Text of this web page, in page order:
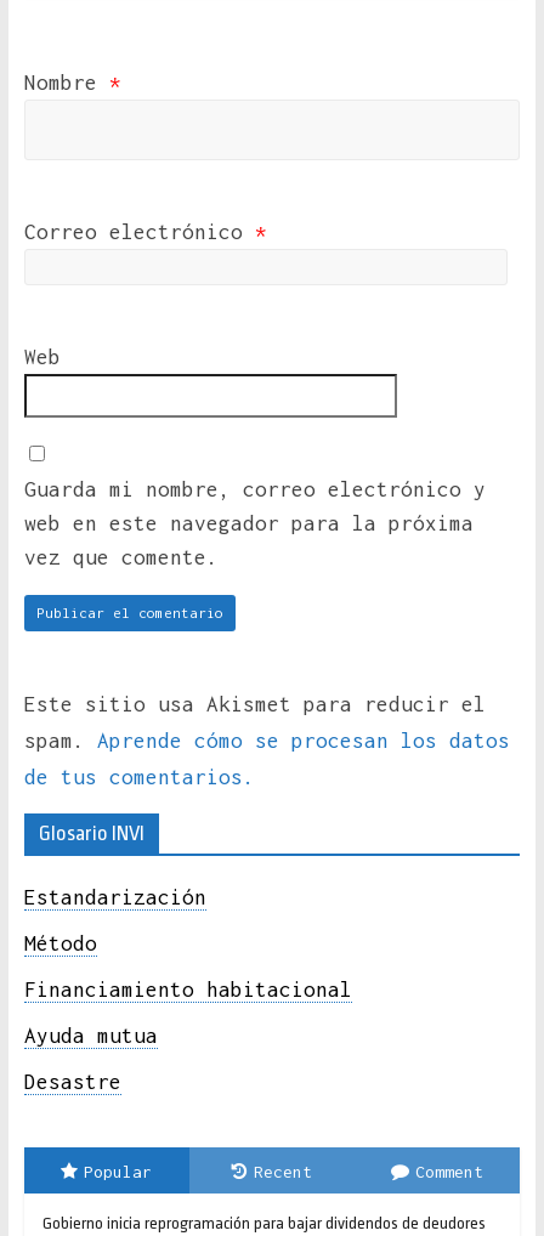
Nombre *
Correo electrónico *
Web
Guarda mi nombre, correo electrónico y
web en este navegador para la próxima
vez que comente.
Este sitio usa Akismet para reducir el
spam. Aprende cómo se procesan los datos
de tus comentarios.
Glosario INVI
Estandarización
Método
Financiamiento habitacional
Ayuda mutua
Desastre
Popular Recent Comment
Gobierno inicia reprogramación para bajar dividendos de deudores